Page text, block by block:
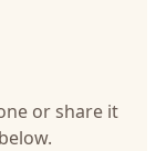
or share it